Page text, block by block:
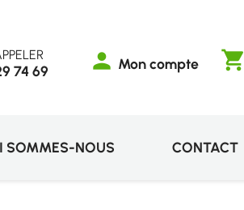
74 69 person Mon compte shopping_cart
SOMMES-NOUS CONTACT